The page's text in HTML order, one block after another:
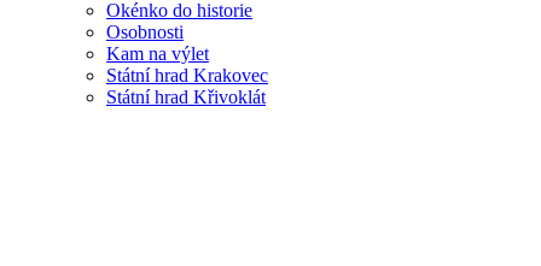
Okénko do historie
Osobnosti
Kam na výlet
Státní hrad Krakovec
Státní hrad Křivoklát